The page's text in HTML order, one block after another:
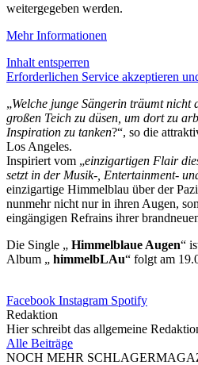
weitergegeben werden.
Mehr Informationen
Inhalt entsperren
Erforderlichen Service akzeptieren
„Welche junge Sängerin träumt nicht
großen Teich zu düsen, um dort zu
Inspiration zu tanken?“, so die
Los Angeles.
Inspiriert vom „einzigartigen Flair
setzt in der Musik-, Entertainment-
einzigartige Himmelblau über der
nunmehr nicht nur in ihren Augen,
eingängigen Refrains ihrer
Die Single „ Himmelblaue Augen“
Album „ himmelbLAu“ folgt am
Facebook Instagram Spotify
Redaktion
Hier schreibt das allgemeine
Alle Beiträge
NOCH MEHR